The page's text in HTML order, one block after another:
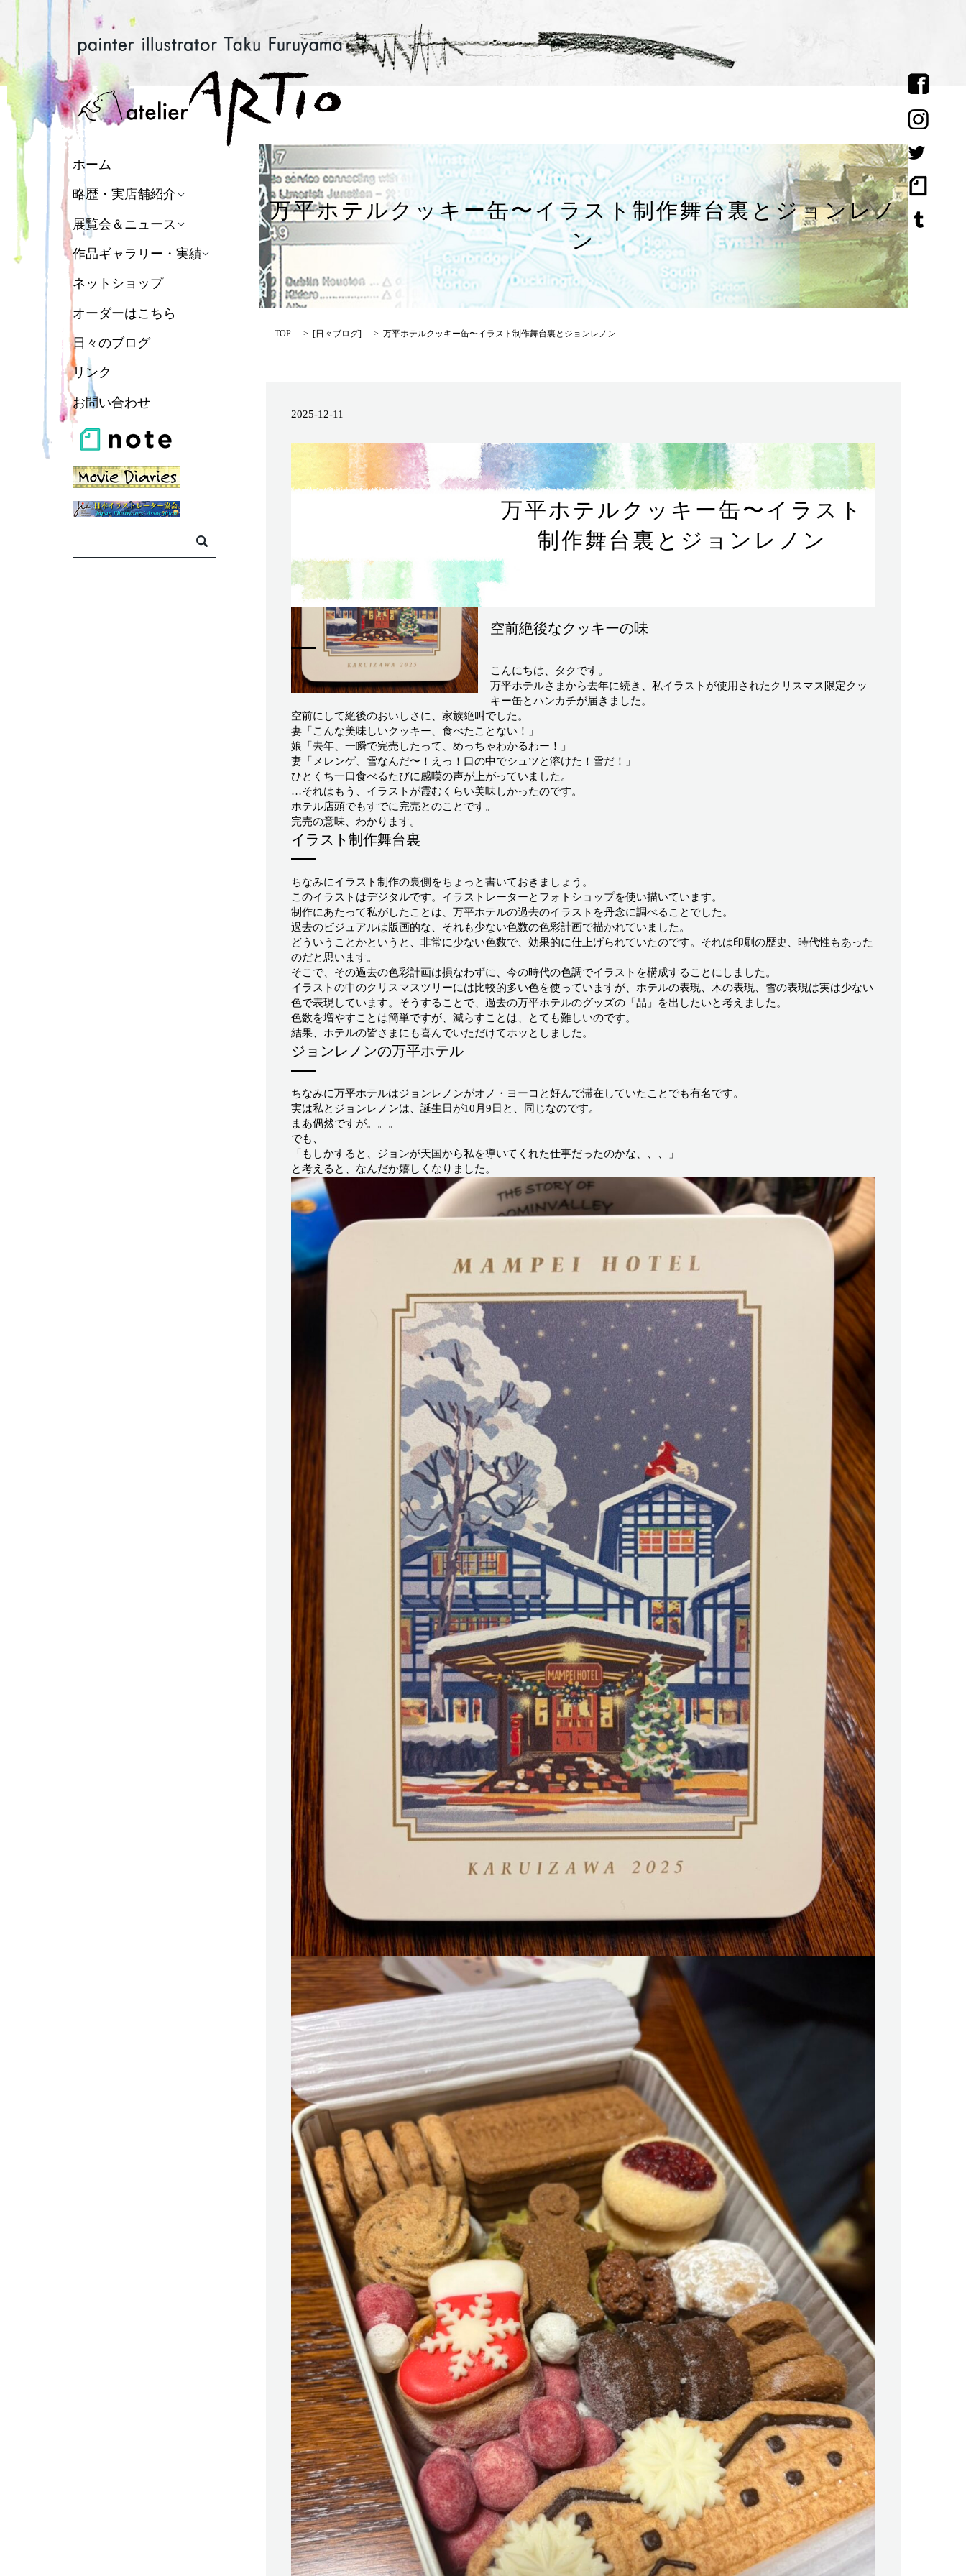
ホーム
略歴・実店舗紹介
展覧会＆ニュース
作品ギャラリー・実績
ネットショップ
オーダーはこちら
日々のブログ
リンク
お問い合わせ
万平ホテルクッキー缶〜イラスト制作舞台裏とジョンレノ
ン
TOP [日々ブログ] 万平ホテルクッキー缶〜イラスト制作舞台裏とジョンレノン
2025-12-11
万平ホテルクッキー缶〜イラスト
制作舞台裏とジョンレノン
空前絶後なクッキーの味
こんにちは、タクです。
万平ホテルさまから去年に続き、私イラストが使用されたクリスマス限定クッ
キー缶とハンカチが届きました。
空前にして絶後のおいしさに、家族絶叫でした。
妻「こんな美味しいクッキー、食べたことない！」
娘「去年、一瞬で完売したって、めっちゃわかるわー！」
妻「メレンゲ、雪なんだ〜！えっ！口の中でシュツと溶けた！雪だ！」
ひとくち一口食べるたびに感嘆の声が上がっていました。
…それはもう、イラストが霞むくらい美味しかったのです。
ホテル店頭でもすでに完売とのことです。
完売の意味、わかります。
イラスト制作舞台裏
ちなみにイラスト制作の裏側をちょっと書いておきましょう。
このイラストはデジタルです。イラストレーターとフォトショップを使い描いています。
制作にあたって私がしたことは、万平ホテルの過去のイラストを丹念に調べることでした。
過去のビジュアルは版画的な、それも少ない色数の色彩計画で描かれていました。
どういうことかというと、非常に少ない色数で、効果的に仕上げられていたのです。それは印刷の歴史、時代性もあった
のだと思います。
そこで、その過去の色彩計画は損なわずに、今の時代の色調でイラストを構成することにしました。
イラストの中のクリスマスツリーには比較的多い色を使っていますが、ホテルの表現、木の表現、雪の表現は実は少ない
色で表現しています。そうすることで、過去の万平ホテルのグッズの「品」を出したいと考えました。
色数を増やすことは簡単ですが、減らすことは、とても難しいのです。
結果、ホテルの皆さまにも喜んでいただけてホッとしました。
ジョンレノンの万平ホテル
ちなみに万平ホテルはジョンレノンがオノ・ヨーコと好んで滞在していたことでも有名です。
実は私とジョンレノンは、誕生日が10月9日と、同じなのです。
まあ偶然ですが。。。
でも、
「もしかすると、ジョンが天国から私を導いてくれた仕事だったのかな、、、」
と考えると、なんだか嬉しくなりました。